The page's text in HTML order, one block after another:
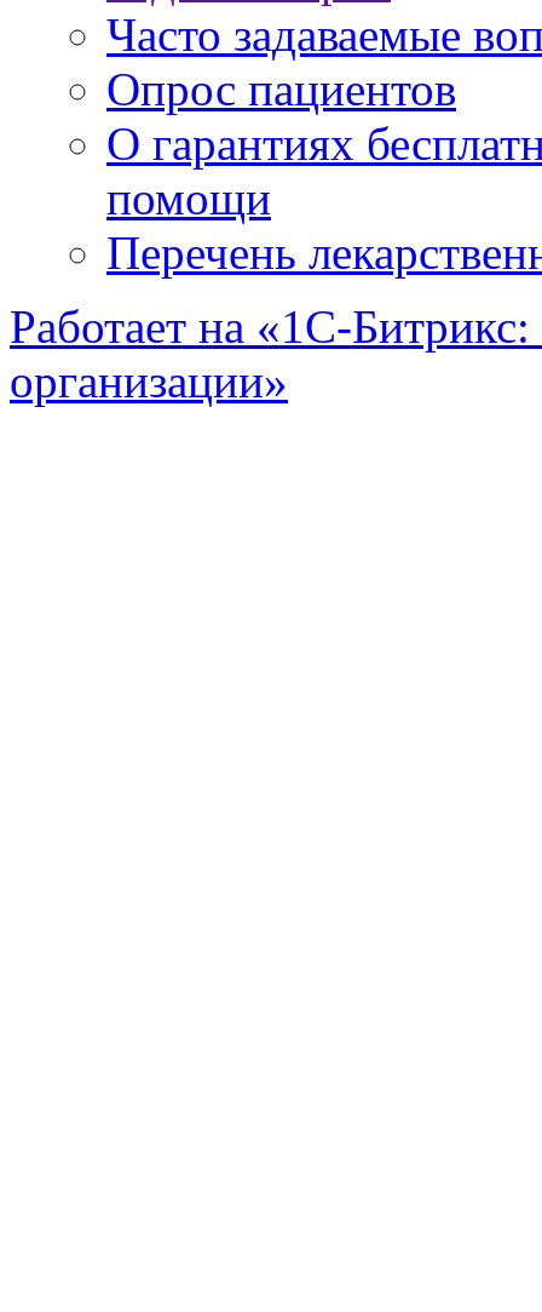
Часто задаваемые
Опрос пациентов
О гарантиях
помощи
Перечень
Работает на «1С-
организации»